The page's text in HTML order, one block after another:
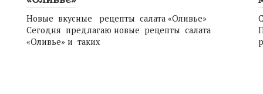
Новые вкусные рецепты салата «Оливье»
Сегодня предлагаю новые рецепты салата
«Оливье» и таких